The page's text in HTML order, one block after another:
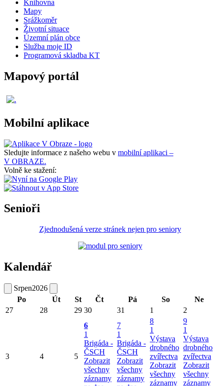
Knihovna
Mapy
Srážkoměr
Životní situace
Územní plán obce
Služba moje ID
Programová skladba KT
Mapový portál
Mobilní aplikace
Sledujte informace z našeho webu v mobilní aplikaci –
V OBRAZE.
Volně ke stažení:
Senioři
Zjednodušená verze stránek nejen pro seniory
Kalendář
Srpen2026
Po
Út St Čt Pá So
Ne
27
28 29 30 31 1 2
3 4 5
6
1
Brigáda -
ČSCH
Zobrazit
všechny
záznamy
7
1
Brigáda -
ČSCH
Zobrazit
všechny
záznamy
8
1
Výstava
drobného
zvířectva
Zobrazit
všechny
záznamy
9
1
Výstava
drobného
zvířectva
Zobrazit
všechny
záznamy